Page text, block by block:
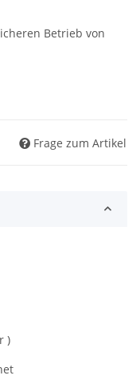
Betrieb von
Frage zum Artikel
)